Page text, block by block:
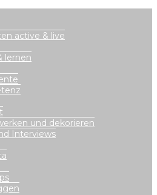
active & live
lernen
und dekorieren
Interviews